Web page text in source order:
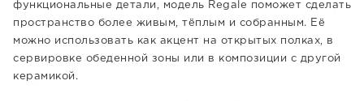
функциональные детали, модель Regale поможет сделать
пространство более живым, тёплым и собранным. Её
можно использовать как акцент на открытых полках, в
сервировке обеденной зоны или в композиции с другой
керамикой.